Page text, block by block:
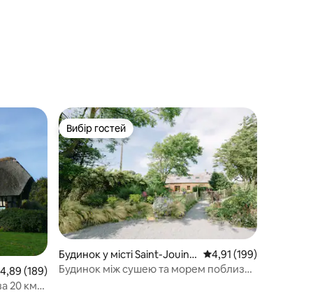
оцінка: 4,89 з 5, відгуки: 189
4,89 (189)
20 км
Вибір гостей
Вибір гостей
Будинок у місті Saint-Jouin-
Bruneval
Середня оцінка: 4,91
4,91 (199)
Будинок між сушею та морем поблизу